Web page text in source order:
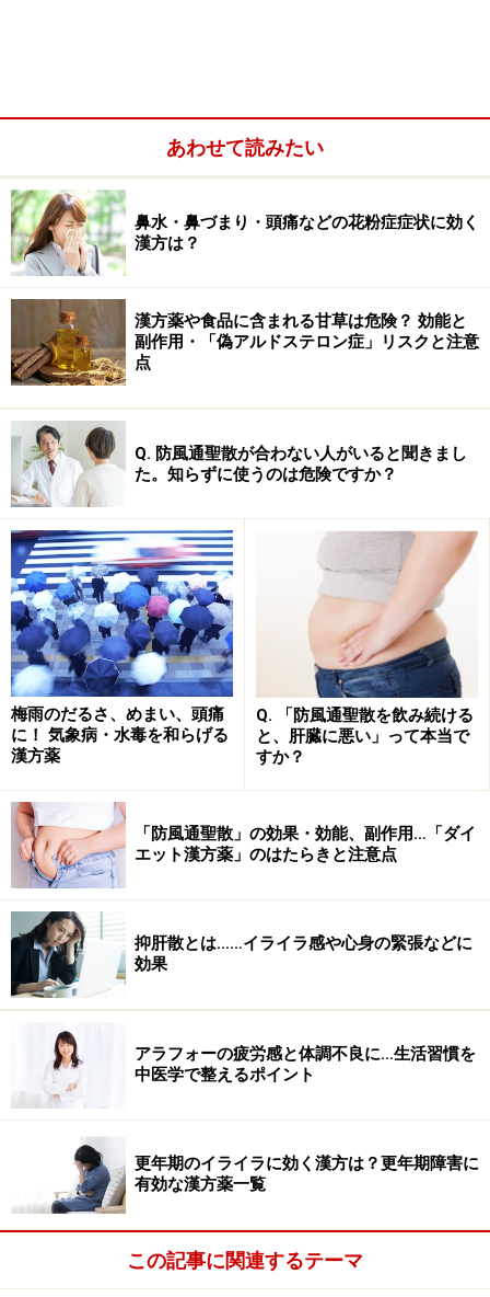
しかしながら、この回答だけだと「難しい漢字の薬ばっ
かりじゃないか！」「中国に行くとお土産でいっぱい漢
方薬を売っているじゃないか！」という反論を受けてし
まうでしょう。
そこでここからは簡単に漢方の歴史を説明することで、
回答の補完をしたいと思います。
漢方の起源は中国……中国伝統医学から生ま
れた漢方
漢方の起源は皆さんのイメージ通り、中国伝統医学にありま
す
すでに漢方の「本場」は日本と述べましたが、「漢方の
起源はどこか」という質問があればその答えは
生まれた中国伝統医学」
つまり、漢方は中国生まれ日本育ちの医学体系なので
す。ここでクイズの時間です。漢方の起源といえる中国
伝統医学はいつ頃、その大枠が出来上がったと思います
1）弥生時代 2）奈良時代 3）平安時代 4）江戸時代 5）
明治時代
1）弥生時代です。諸説ありますが中国伝統医学
あわせて読みたい
鼻水・鼻づまり・頭痛などの花粉症症状に効く
漢方は？
漢方薬や食品に含まれる甘草は危険？ 効能と
副作用・「偽アルドステロン症」リスクと注意
点
Q. 防風通聖散が合わない人がいると聞きまし
た。知らずに使うのは危険ですか？
梅雨のだるさ、めまい、頭痛
に！ 気象病・水毒を和らげる
漢方薬
Q. 「防風通聖散を飲み続ける
と、肝臓に悪い」って本当で
すか？
「防風通聖散」の効果・効能、副作用…「ダイ
エット漢方薬」のはたらきと注意点
抑肝散とは……イライラ感や心身の緊張などに
効果
アラフォーの疲労感と体調不良に…生活習慣を
中医学で整えるポイント
更年期のイライラに効く漢方は？更年期障害に
有効な漢方薬一覧
この記事に関連するテーマ